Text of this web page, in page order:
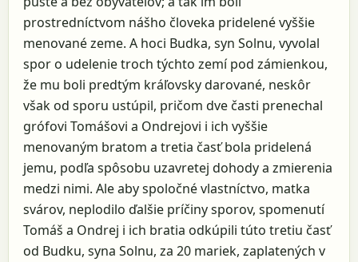
prostredníctvom nášho človeka pridelené vyššie
menované zeme. A hoci Budka, syn Solnu, vyvolal
spor o udelenie troch týchto zemí pod zámienkou,
že mu boli predtým kráľovsky darované, neskôr
však od sporu ustúpil, pričom dve časti prenechal
grófovi Tomášovi a Ondrejovi i ich vyššie
menovaným bratom a tretia časť bola pridelená
jemu, podľa spôsobu uzavretej dohody a zmierenia
medzi nimi. Ale aby spoločné vlastníctvo, matka
svárov, neplodilo ďalšie príčiny sporov, spomenutí
Tomáš a Ondrej i ich bratia odkúpili túto tretiu časť
od Budku, syna Solnu, za 20 mariek, zaplatených v